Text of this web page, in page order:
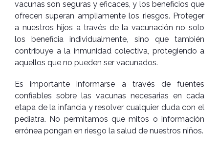
vacunas son seguras y eficaces, y los beneficios que
ofrecen superan ampliamente los riesgos. Proteger
a nuestros hijos a través de la vacunación no solo
los beneficia individualmente, sino que también
contribuye a la inmunidad colectiva, protegiendo a
aquellos que no pueden ser vacunados.
Es importante informarse a través de fuentes
confiables sobre las vacunas necesarias en cada
etapa de la infancia y resolver cualquier duda con el
pediatra. No permitamos que mitos o información
errónea pongan en riesgo la salud de nuestros niños.